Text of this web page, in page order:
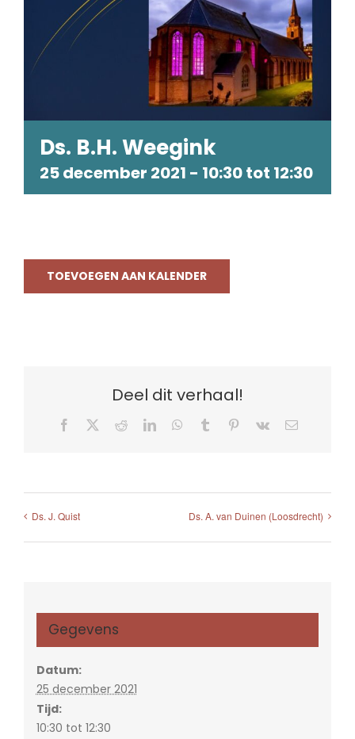
Ds. B.H. Weegink
25 december 2021 - 10:30tot 12:30
TOEVOEGEN AAN KALENDER
Deel dit verhaal!
Facebook RedditLinkedInWhatsApp
Tumblr Pinterest
Vk
E-
Ds. J. Quist Ds. A. van Duinen (Loosdrecht)
Gegevens
Datum:
25 december 2021
Tijd:
10:30 tot 12:30